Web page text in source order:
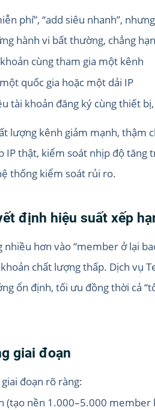
phí”, “add siêu nhanh”,
hành vi bất thường, chẳng
cùng tham gia một kênh
quốc gia hoặc một dải IP
tài khoản đăng ký cùng thiết
lượng kênh giảm mạnh, thậm
thật, kiểm soát nhịp độ
thống kiểm soát rủi ro.
định hiệu suất xếp
hơn vào “member ở lại
chất lượng thấp. Dịch vụ
ổn định, tối ưu đồng thời cả
giai đoạn
đoạn rõ ràng:
(tạo nền 1.000–5.000 member